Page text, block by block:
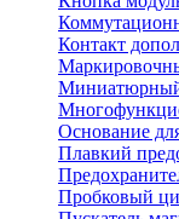
Контакт
Миниатюрный
Основание
Плавкий
Пробковый